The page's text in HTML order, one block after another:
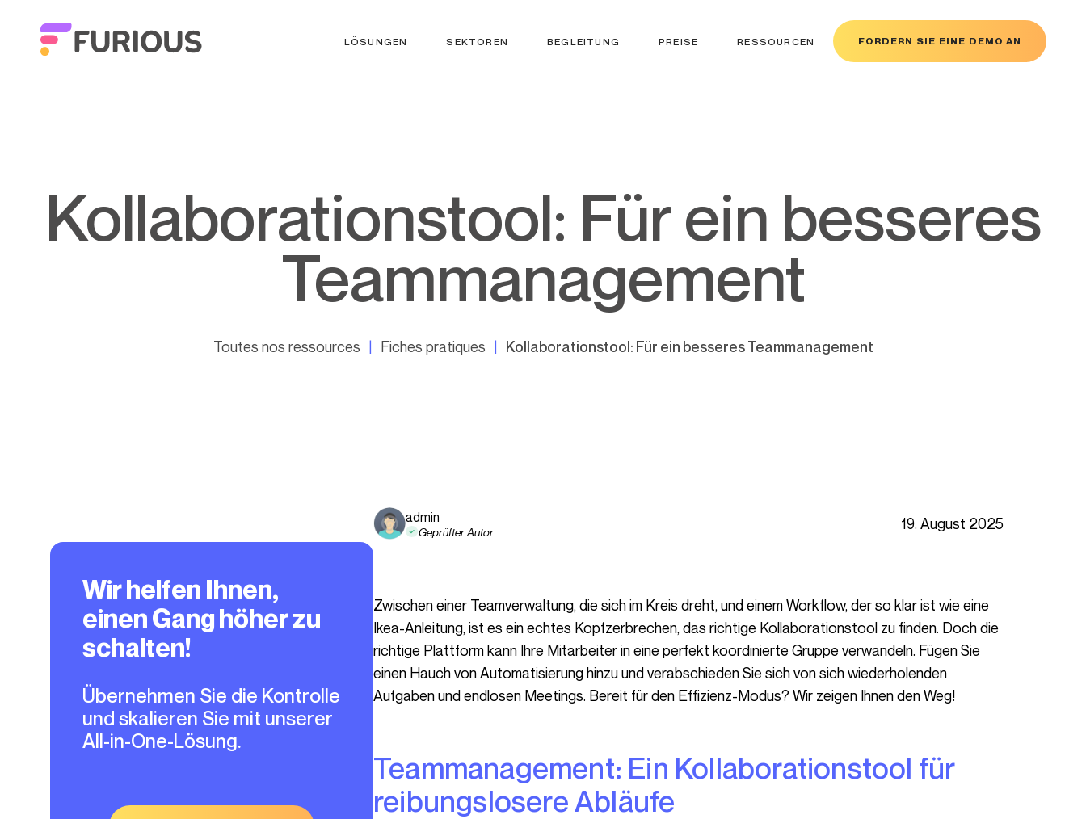
LÖSUNGEN SEKTOREN BEGLEITUNG PREISE RESSOURCEN FORDERN SIE EINE DEMO AN
Kollaborationstool: Für ein besseres
Teammanagement
Toutes nos ressources Fiches pratiques Kollaborationstool: Für ein besseres Teammanagement
Wir helfen Ihnen,
einen Gang höher zu
schalten!
Übernehmen Sie die Kontrolle
und skalieren Sie mit unserer
All-in-One-Lösung.
admin
Geprüfter Autor 19. August 2025
Zwischen einer Teamverwaltung, die sich im Kreis dreht, und einem Workflow, der so klar ist wie eine
Ikea-Anleitung, ist es ein echtes Kopfzerbrechen, das richtige Kollaborationstool zu finden. Doch die
richtige Plattform kann Ihre Mitarbeiter in eine perfekt koordinierte Gruppe verwandeln. Fügen Sie
einen Hauch von Automatisierung hinzu und verabschieden Sie sich von sich wiederholenden
Aufgaben und endlosen Meetings. Bereit für den Effizienz-Modus? Wir zeigen Ihnen den Weg!
Teammanagement: Ein Kollaborationstool für
reibungslosere Abläufe